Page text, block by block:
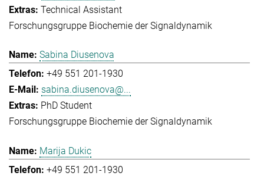
Technical Assistant
Forschungsgruppe Biochemie der Signaldynamik
Sabina Diusenova
+49 551 201-1930
sabina.diusenova@...
PhD Student
Forschungsgruppe Biochemie der Signaldynamik
Marija Dukic
+49 551 201-1930